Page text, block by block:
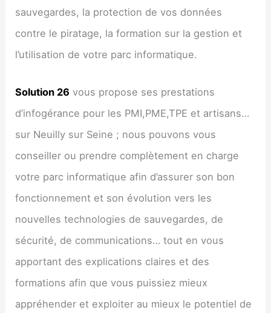
sauvegardes, la protection de vos données
contre le piratage, la formation sur la gestion et
l’utilisation de votre parc informatique.
Solution 26 vous propose ses prestations
d’infogérance pour les PMI,PME,TPE et artisans…
sur Neuilly sur Seine ; nous pouvons vous
conseiller ou prendre complètement en charge
votre parc informatique afin d’assurer son bon
fonctionnement et son évolution vers les
nouvelles technologies de sauvegardes, de
sécurité, de communications… tout en vous
apportant des explications claires et des
formations afin que vous puissiez mieux
appréhender et exploiter au mieux le potentiel de